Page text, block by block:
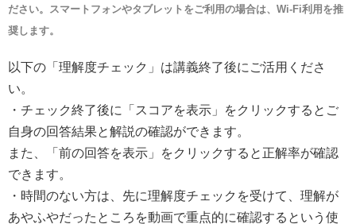
ださい。スマートフォンやタブレットをご利用の場合は、Wi-Fi利用を推
奨します。
以下の「理解度チェック」は講義終了後にご活用くださ
い。
・チェック終了後に「スコアを表示」をクリックするとご
自身の回答結果と解説の確認ができます。
また、「前の回答を表示」をクリックすると正解率が確認
できます。
・時間のない方は、先に理解度チェックを受けて、理解が
あやふやだったところを動画で重点的に確認するという使